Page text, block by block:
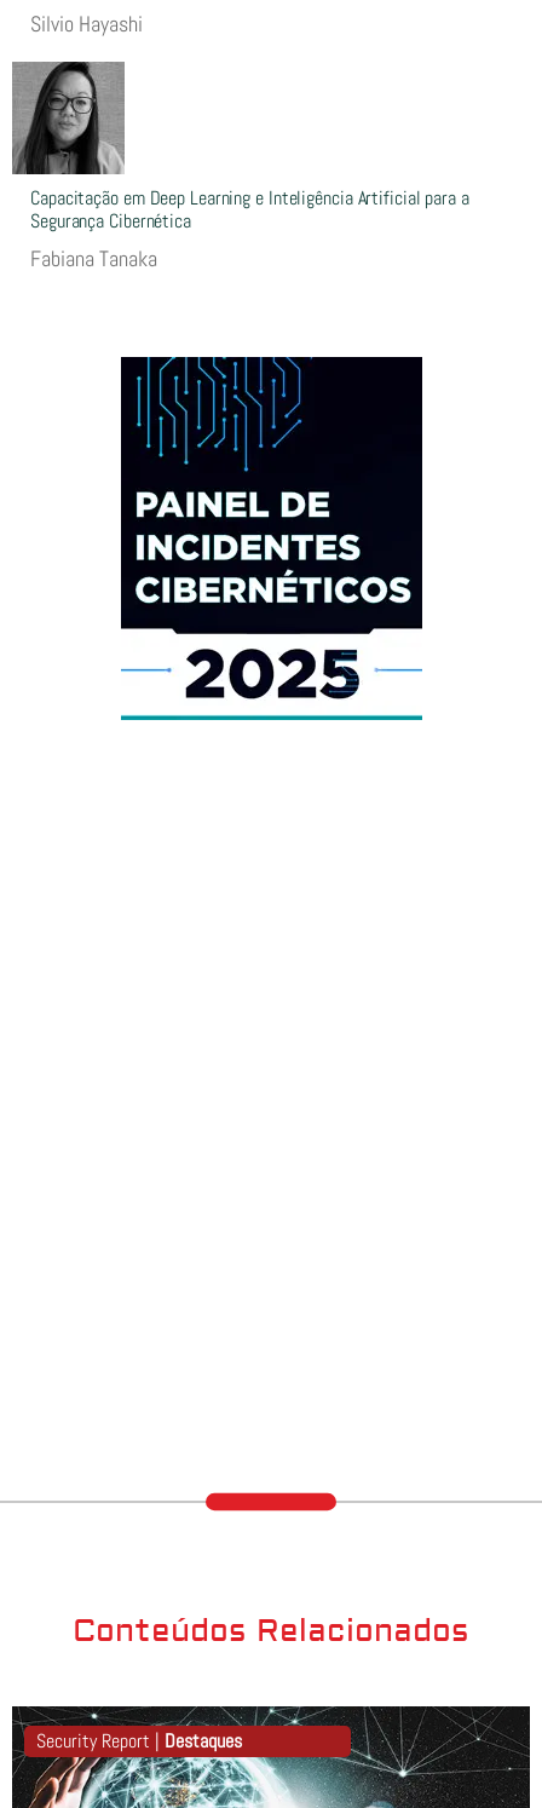
Silvio Hayashi
Capacitação em Deep Learning e Inteligência Artificial para a
Segurança Cibernética
Fabiana Tanaka
Conteúdos Relacionados
Security Report | Destaques